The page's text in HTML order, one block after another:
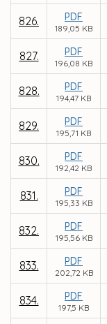
826. PDF
189,05 KB
827. PDF
196,08 KB
828. PDF
194,47 KB
829. PDF
195,71 KB
830. PDF
192,42 KB
831. PDF
195,33 KB
832. PDF
195,56 KB
833. PDF
202,72 KB
834. PDF
197,5 KB